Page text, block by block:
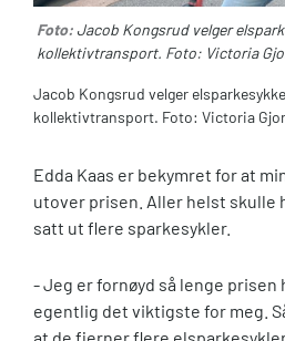
Foto: Jacob Kongsrud velger
kollektivtransport. Foto: Victoria
Jacob Kongsrud velger
kollektivtransport. Foto: Victoria
Edda Kaas er bekymret for at
utover prisen. Aller helst skulle
satt ut flere sparkesykler.
- Jeg er fornøyd så lenge prisen
egentlig det viktigste for meg.